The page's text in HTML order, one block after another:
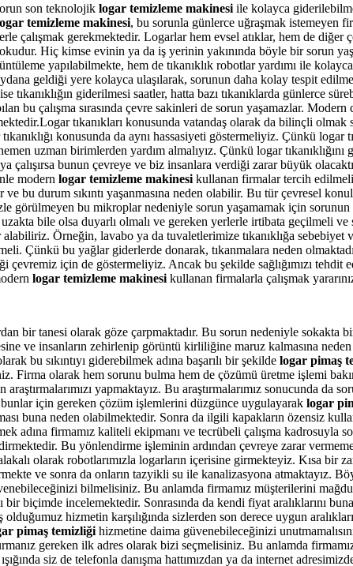
son teknolojik logar temizleme makinesi ile kolayca
temizleme makinesi, bu sorunla günlerce uğraşmak istemeyen
çalışmak gerekmektedir. Logarlar hem evsel atıklar, hem de
Hiç kimse evinin ya da iş yerinin yakınında böyle bir sorun
yapılabilmekte, hem de tıkanıklık robotlar yardımı ile
geldiği yere kolayca ulaşılarak, sorunun daha kolay tespit
tıkanıklığın giderilmesi saatler, hatta bazı tıkanıklarda günlerce
çalışma sırasında çevre sakinleri de sorun yaşamazlar. Modern
tıkanıkları konusunda vatandaş olarak da bilinçli
konusunda da aynı hassasiyeti göstermeliyiz. Çünkü logar
uzman birimlerden yardım almalıyız. Çünkü logar
bunun çevreye ve biz insanlara verdiği zarar büyük
modern logar temizleme makinesi kullanan firmalar tercih
bu durum sıkıntı yaşanmasına neden olabilir. Bu tür çevresel
görülmeyen bu mikroplar nedeniyle sorun yaşamamak için
uzakta bile olsa duyarlı olmalı ve gereken yerlerle irtibata geçilmeli
Örneğin, lavabo ya da tuvaletlerimize tıkanıklığa sebebiyet
Çünkü bu yağlar giderlerde donarak, tıkanmalara neden
için de göstermeliyiz. Ancak bu şekilde sağlığımızı tehdit
logar temizleme makinesi kullanan firmalarla çalışmak
bir tanesi olarak göze çarpmaktadır. Bu sorun nedeniyle sokakta
ve insanların zehirlenip görüntü kirliliğine maruz kalmasına neden
bu sıkıntıyı giderebilmek adına başarılı bir şekilde logar pimaş
olarak hem sorunu bulma hem de çözümü üretme işlemi
yapmaktayız. Bu araştırmalarımız sonucunda da
için gereken çözüm işlemlerini düzgünce uygulayarak logar
buna neden olabilmektedir. Sonra da ilgili kapakların özensiz
adına firmamız kaliteli ekipmanı ve tecrübeli çalışma kadrosuyla
Bu yönlendirme işleminin ardından çevreye zarar
olarak robotlarımızla logarların içerisine girmekteyiz. Kısa bir
ve sonra da onların tazyikli su ile kanalizasyona atmaktayız.
bilmelisiniz. Bu anlamda firmamız müşterilerini
biçimde incelemektedir. Sonrasında da kendi fiyat aralıklarını
hizmetin karşılığında sizlerden son derece uygun
pimaş temizliği hizmetine daima güvenebileceğinizi
gereken ilk adres olarak bizi seçmelisiniz. Bu anlamda
siz de telefonla danışma hattımızdan ya da internet